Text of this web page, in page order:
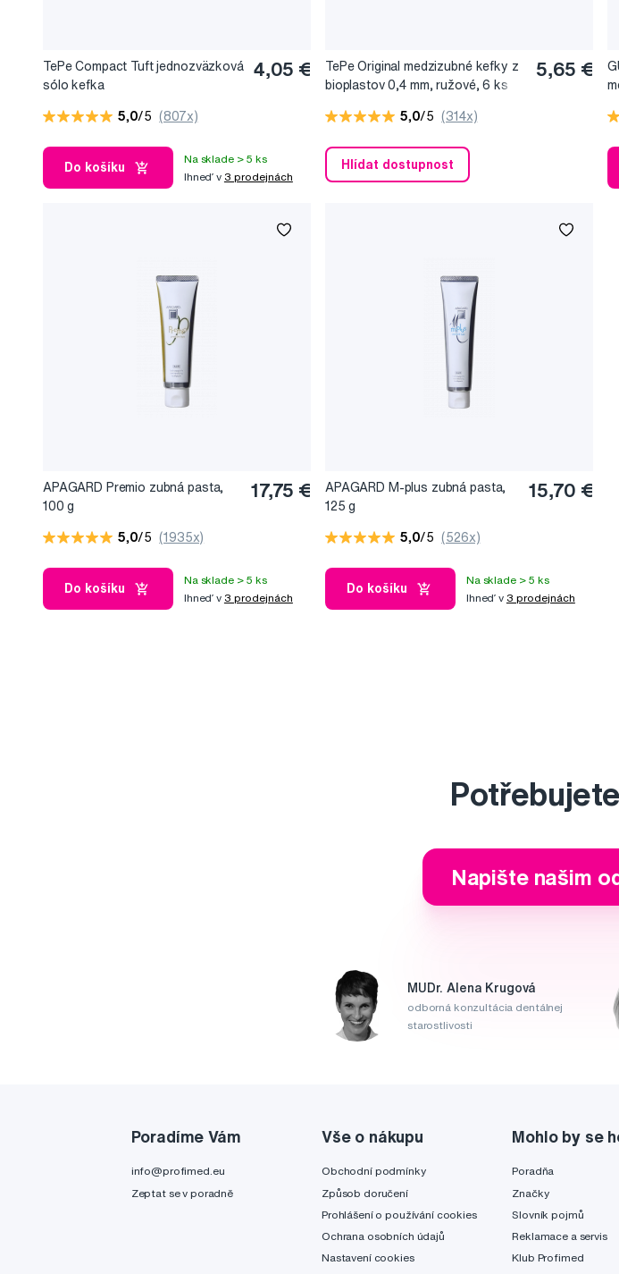
TePe Compact Tuft jednozväzková
sólo kefka
4,05 €
5,0/5 (807x)
Do košíku
Na sklade > 5 ks
Ihneď v 3 prodejnách
TePe Original medzizubné kefky z
bioplastov 0,4 mm, ružové, 6 ks
5,65 €
5,0/5 (314x)
Hlídat dostupnost
APAGARD Premio zubná pasta,
100 g
17,75 €
5,0/5 (1935x)
Do košíku
Na sklade > 5 ks
Ihneď v 3 prodejnách
APAGARD M-plus zubná pasta,
125 g
15,70 €
5,0/5 (526x)
Do košíku
Na sklade > 5 ks
Ihneď v 3 prodejnách
Napište našim
MUDr. Alena Krugová
odborná konzultácia dentálnej
starostlivosti
Poradíme Vám
info@profimed.eu
Zeptat se v poradně
Vše o nákupu
Obchodní podmínky
Způsob doručení
Prohlášení o používání cookies
Ochrana osobních údajů
Nastavení cookies
Mohlo by se
Poradňa
Značky
Slovník pojmů
Reklamace a servis
Klub Profimed